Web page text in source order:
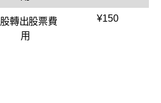
轉出股票費
用
¥150